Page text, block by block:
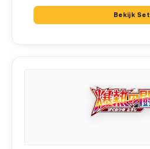
Bekijk Set